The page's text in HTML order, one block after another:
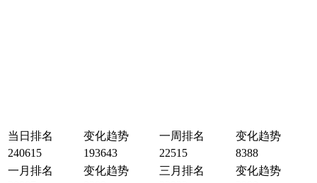
当日排名 变化趋势 一周排名
变化趋势
240615
193643 22515
8388
一月排名
变化趋势 三月排名
变化趋势